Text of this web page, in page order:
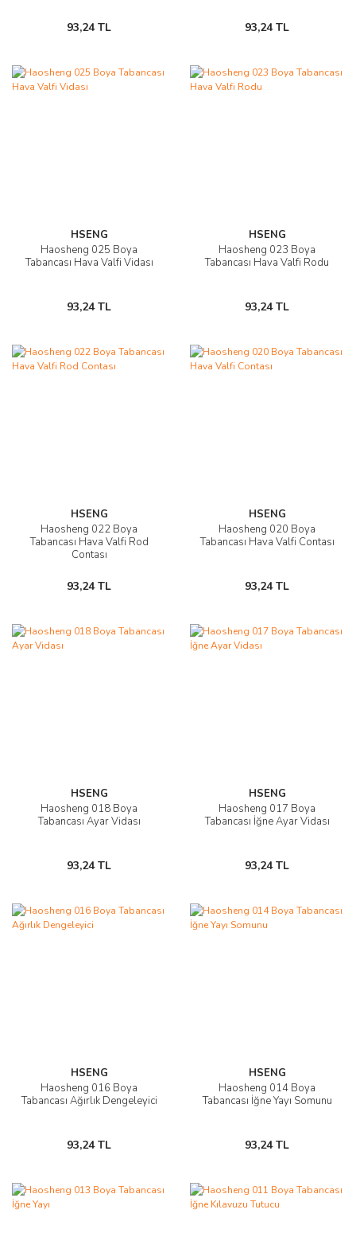
93,24 TL 93,24 TL
HSENG
Haosheng 025 Boya
Tabancası Hava Valfi Vidası
93,24 TL
HSENG
Haosheng 023 Boya
Tabancası Hava Valfi Rodu
93,24 TL
HSENG
Haosheng 022 Boya
Tabancası Hava Valfi Rod
Contası
93,24 TL
HSENG
Haosheng 020 Boya
Tabancası Hava Valfi Contası
93,24 TL
HSENG
Haosheng 018 Boya
Tabancası Ayar Vidası
93,24 TL
HSENG
Haosheng 017 Boya
Tabancası İğne Ayar Vidası
93,24 TL
HSENG
Haosheng 016 Boya
Tabancası Ağırlık Dengeleyici
93,24 TL
HSENG
Haosheng 014 Boya
Tabancası İğne Yayı Somunu
93,24 TL